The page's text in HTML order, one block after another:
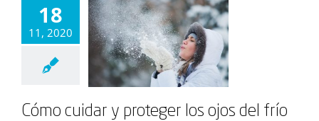
18
11, 2020
Cómo cuidar y proteger los ojos del frío